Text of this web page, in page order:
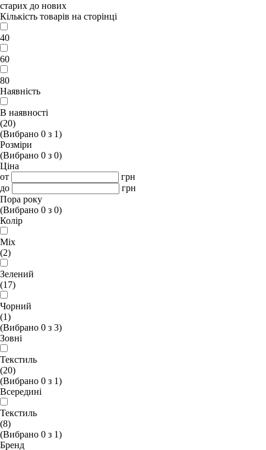
старих до нових
Кількість товарів на сторінці
40
60
80
Наявність
В наявності
(20)
(Вибрано 0 з 1)
Розміри
(Вибрано 0 з 0)
Ціна
от
грн
до
грн
Пора року
(Вибрано 0 з 0)
Колір
Mix
(2)
Зелений
(17)
Чорний
(1)
(Вибрано 0 з 3)
Зовні
Текстиль
(20)
(Вибрано 0 з 1)
Всередині
Текстиль
(8)
(Вибрано 0 з 1)
Бренд